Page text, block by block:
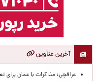
آخرین عناوین
عراقچی: مذاکرات با عمان برای